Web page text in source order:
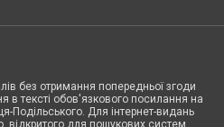
без отримання попередньої згоди
в тексті обов'язкового посилання на
Подільського. Для інтернет-видань
відкритого для пошукових систем